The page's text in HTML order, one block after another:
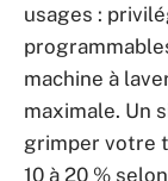
usages :
machine à
maximale. Un
grimper votre
10 à 20 %